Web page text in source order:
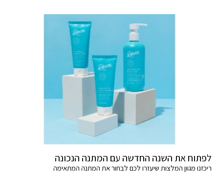
לפתוח את השנה החדשה עם המתנה הנכונה
ריכזנו מגוון המלצות שיעזרו לכם לבחור את המתנה המתאימה